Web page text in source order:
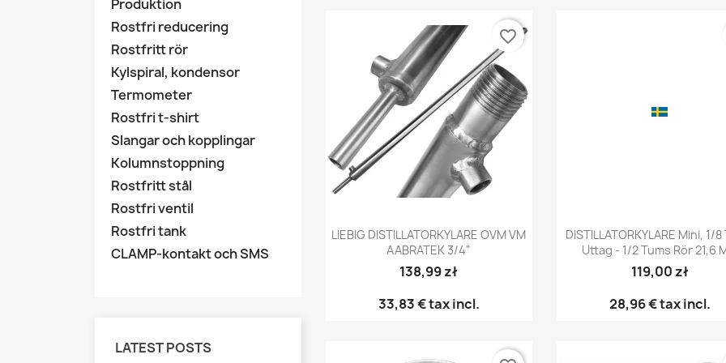
Produktion
Rostfri reducering
Rostfritt rör
Kylspiral, kondensor
Termometer
Rostfri t-shirt
Slangar och kopplingar
Kolumnstoppning
Rostfritt stål
Rostfri ventil
Rostfri tank
CLAMP-kontakt och SMS
LATEST POSTS
Snabbvy
LIEBIG DISTILLATORKYLARE OVM VM
AABRATEK 3/4"
138,99 zł
33,83 €tax incl.
favorite_border
Snabbvy
DISTILLATORKYLARE Mini, 1/
Uttag - 1/2 Tums Rör 21,6
119,00 zł
28,96 €tax incl.